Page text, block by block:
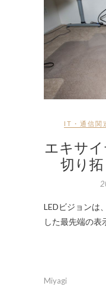
IT・通信関
エキサ
切り
LEDビジョンは
した最先端の表
Miyagi